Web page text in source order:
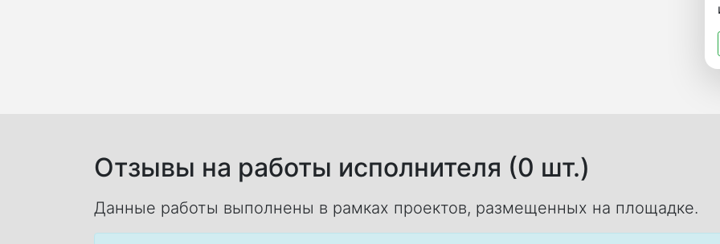
Отзывы на работы исполнителя (0 шт.)
Данные работы выполнены в рамках проектов, размещенных на площадке.